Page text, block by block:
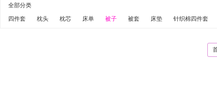
全部分类
四件套
枕头 枕芯 床单 被子 被套 床垫 针织棉四件套